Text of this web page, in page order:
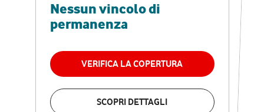
Nessun vincolo di
permanenza
VERIFICA LA COPERTURA
SCOPRI DETTAGLI
RETE FISSA + VODAFONE CLUB
29,95€
permanenza
VERIFICA LA COPERTURA